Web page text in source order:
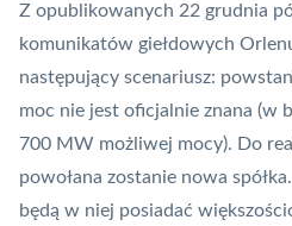
Z opublikowanych 22 grudnia
komunikatów giełdowych
następujący scenariusz:
moc nie jest oficjalnie znana (w
700 MW możliwej mocy). Do
powołana zostanie nowa
będą w niej posiadać